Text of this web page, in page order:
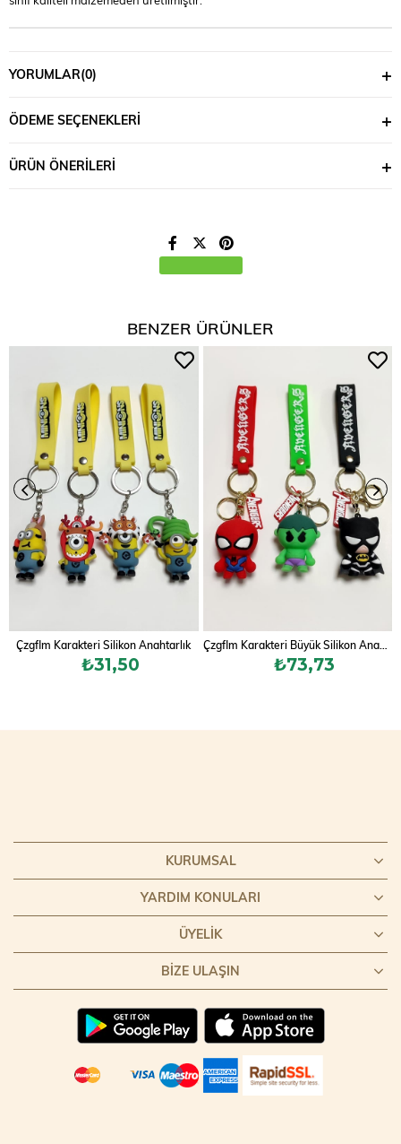
YORUMLAR(0)
ÖDEME SEÇENEKLERI
ÜRÜN ÖNERILERI
BENZER ÜRÜNLER
Çzgflm Karakteri Silikon Anahtarlık
₺31,50
Çzgflm Karakteri Büyük Silikon Anahtarlık
₺73,73
KURUMSAL
YARDIM KONULARI
ÜYELIK
BIZE ULAŞIN